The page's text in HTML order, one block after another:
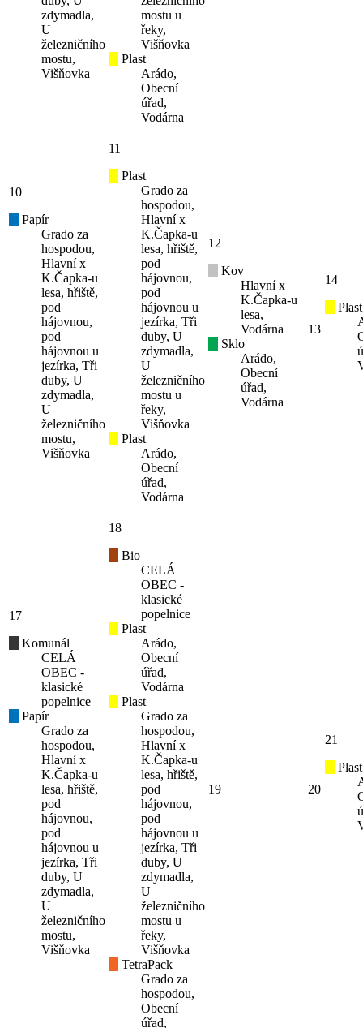
zdymadla,
U
železničního
mostu,
Višňovka
mostu u
řeky,
Višňovka
Plast
Arádo,
Obecní
úřad,
Vodárna
10
Papír
Grado za
hospodou,
Hlavní x
K.Čapka-u
lesa, hřiště,
pod
hájovnou,
pod
hájovnou u
jezírka, Tři
duby, U
zdymadla,
U
železničního
mostu,
Višňovka
11
Plast
Grado za
hospodou,
Hlavní x
K.Čapka-u
lesa, hřiště,
pod
hájovnou,
pod
hájovnou u
jezírka, Tři
duby, U
zdymadla,
U
železničního
mostu u
řeky,
Višňovka
Plast
Arádo,
Obecní
úřad,
Vodárna
12
Kov
Hlavní x
K.Čapka-u
lesa,
Vodárna
Sklo
Arádo,
Obecní
úřad,
Vodárna
13
14
Plast
17
Komunál
CELÁ
OBEC -
klasické
popelnice
Papír
Grado za
hospodou,
Hlavní x
K.Čapka-u
lesa, hřiště,
pod
hájovnou,
pod
hájovnou u
jezírka, Tři
duby, U
zdymadla,
U
železničního
mostu,
Višňovka
18
Bio
CELÁ
OBEC -
klasické
popelnice
Plast
Arádo,
Obecní
úřad,
Vodárna
Plast
Grado za
hospodou,
Hlavní x
K.Čapka-u
lesa, hřiště,
pod
hájovnou,
pod
hájovnou u
jezírka, Tři
duby, U
zdymadla,
U
železničního
mostu u
řeky,
Višňovka
TetraPack
Grado za
hospodou,
Obecní
úřad,
19 20
21
Plast